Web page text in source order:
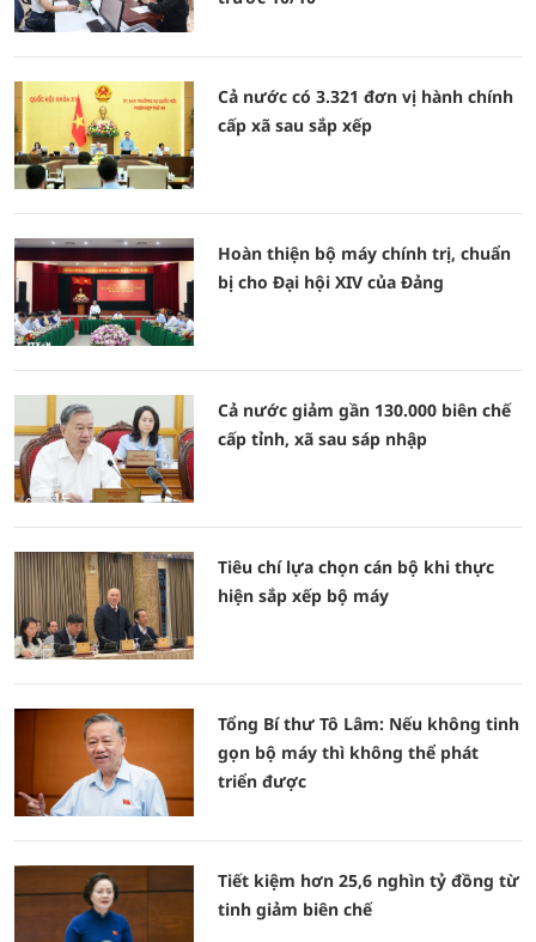
Cả nước có 3.321 đơn vị hành chính
cấp xã sau sắp xếp
Hoàn thiện bộ máy chính trị, chuẩn
bị cho Đại hội XIV của Đảng
Cả nước giảm gần 130.000 biên chế
cấp tỉnh, xã sau sáp nhập
Tiêu chí lựa chọn cán bộ khi thực
hiện sắp xếp bộ máy
Tổng Bí thư Tô Lâm: Nếu không tinh
gọn bộ máy thì không thể phát
triển được
Tiết kiệm hơn 25,6 nghìn tỷ đồng từ
tinh giảm biên chế